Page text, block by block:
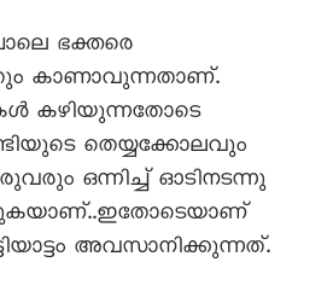
ഭക്തരെ
കാണാവുന്നതാണ്.
കഴിയുന്നതോടെ
തെയ്യക്കോലവും
ഒന്നിച്ച് ഓടിനടന്നു
അവസാനിക്കുന്നത്.